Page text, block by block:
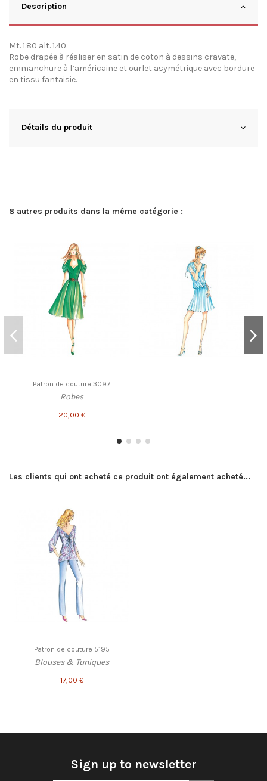
Description
Mt. 1.80 alt. 1.40.
Robe drapée à réaliser en satin de coton à dessins cravate,
emmanchure à l’américaine et ourlet asymétrique avec bordure
en tissu fantaisie.
Détails du produit
8 autres produits dans la même catégorie :
Patron de couture 3097
Robes
20,00 €
Les clients qui ont acheté ce produit ont également acheté...
Patron de couture 5195
Blouses & Tuniques
17,00 €
Sign up to newsletter